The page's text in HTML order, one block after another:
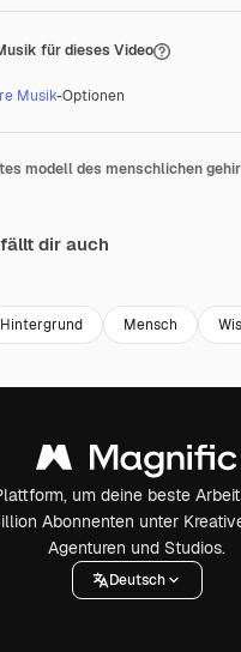
für dieses Video
Musik-Optionen
modell des menschlichen
dir auch
Hintergrund Mensch
um deine beste
Abonnenten unter
Agenturen und Studios.
Deutsch